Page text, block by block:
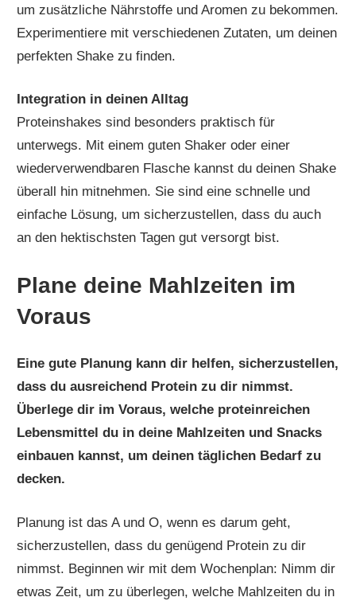
um zusätzliche Nährstoffe und Aromen zu bekommen.
Experimentiere mit verschiedenen Zutaten, um deinen
perfekten Shake zu finden.
Integration in deinen Alltag
Proteinshakes sind besonders praktisch für
unterwegs. Mit einem guten Shaker oder einer
wiederverwendbaren Flasche kannst du deinen Shake
überall hin mitnehmen. Sie sind eine schnelle und
einfache Lösung, um sicherzustellen, dass du auch
an den hektischsten Tagen gut versorgt bist.
Plane deine Mahlzeiten im
Voraus
Eine gute Planung kann dir helfen, sicherzustellen,
dass du ausreichend Protein zu dir nimmst.
Überlege dir im Voraus, welche proteinreichen
Lebensmittel du in deine Mahlzeiten und Snacks
einbauen kannst, um deinen täglichen Bedarf zu
decken.
Planung ist das A und O, wenn es darum geht,
sicherzustellen, dass du genügend Protein zu dir
nimmst. Beginnen wir mit dem Wochenplan: Nimm dir
etwas Zeit, um zu überlegen, welche Mahlzeiten du in